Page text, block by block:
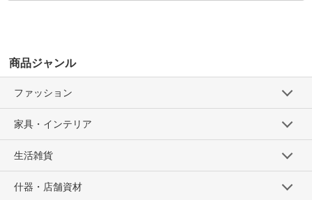
商品ジャンル
ファッション
家具・インテリア
生活雑貨
什器・店舗資材